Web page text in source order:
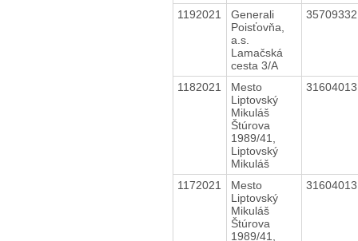
1192021
Generali
Poisťovňa,
a.s.
Lamačská
cesta 3/A
1182021
Mesto
Liptovský
Mikuláš
Štúrova
1989/41,
Liptovský
Mikuláš
1172021
Mesto
Liptovský
Mikuláš
Štúrova
1989/41,